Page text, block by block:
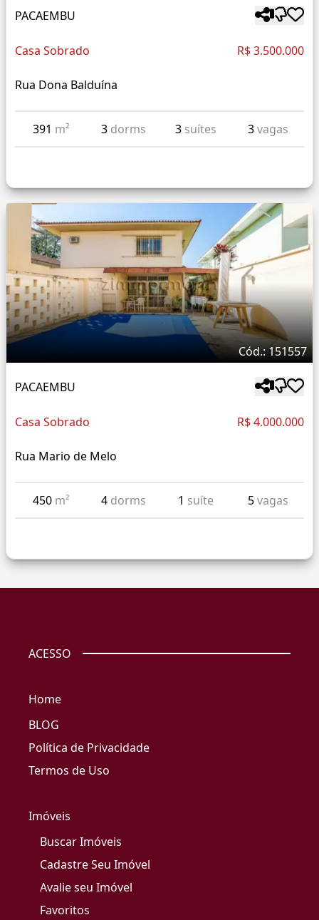
PACAEMBU
Casa Sobrado R$ 3.500.000
Rua Dona Balduína
391 m² 3 dorms 3 suítes 3vagas
Cód.: 151557
PACAEMBU
Casa Sobrado R$ 4.000.000
Rua Mario de Melo
450 m² 4 dorms 1 suíte 5vagas
ACESSO
Home
BLOG
Política de Privacidade
Termos de Uso
Imóveis
Buscar Imóveis
Cadastre Seu Imóvel
Avalie seu Imóvel
Favoritos